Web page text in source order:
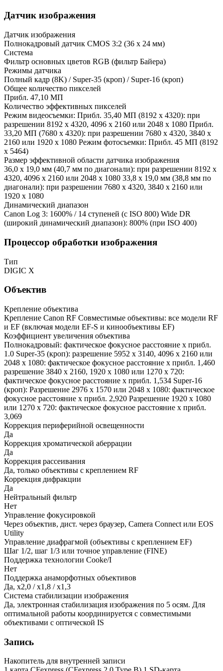
Датчик изображения
Датчик изображения
Полнокадровый датчик CMOS 3:2 (36 x 24 мм)
Система
Фильтр основных цветов RGB (фильтр Байера)
Режимы датчика
Полный кадр (8K) / Super-35 (кроп) / Super-16 (кроп)
Общее количество пикселей
Прибл. 47,10 МП
Количество эффективных пикселей
Режим видеосъемки: Прибл. 35,40 МП (8192 x 4320): при
разрешении 8192 x 4320, 4096 x 2160 или 2048 x 1080 Прибл.
33,20 МП (7680 x 4320): при разрешении 7680 x 4320, 3840 x
2160 или 1920 x 1080 Режим фотосъемки: Прибл. 45 МП (8192
x 5464)
Размер эффективной области датчика изображения
36,0 x 19,0 мм (40,7 мм по диагонали): при разрешении 8192 x
4320, 4096 x 2160 или 2048 x 1080 33,8 x 19,0 мм (38,8 мм по
диагонали): при разрешении 7680 x 4320, 3840 x 2160 или
1920 x 1080
Динамический диапазон
Canon Log 3: 1600% / 14 ступеней (с ISO 800) Wide DR
(широкий динамический диапазон): 800% (при ISO 400)
Процессор обработки изображения
Тип
DIGIC X
Объектив
Крепление объектива
Крепление Canon RF Совместимые объективы: все модели RF
и EF (включая модели EF-S и кинообъективы EF)
Коэффициент увеличения объектива
Полнокадровый: фактическое фокусное расстояние x прибл.
1.0 Super-35 (кроп): разрешение 5952 x 3140, 4096 x 2160 или
2048 x 1080: фактическое фокусное расстояние x прибл. 1,460
разрешение 3840 x 2160, 1920 x 1080 или 1270 x 720:
фактическое фокусное расстояние x прибл. 1,534 Super-16
(кроп): Разрешение 2976 x 1570 или 2048 x 1080: фактическое
фокусное расстояние x прибл. 2,920 Разрешение 1920 x 1080
или 1270 x 720: фактическое фокусное расстояние x прибл.
3,069
Коррекция периферийной освещенности
Да
Коррекция хроматической аберрации
Да
Коррекция рассеивания
Да, только объективы с креплением RF
Коррекция дифракции
Да
Нейтральный фильтр
Нет
Управление фокусировкой
Через объектив, дист. через браузер, Camera Connect или EOS
Utility
Управление диафрагмой (объективы с креплением EF)
Шаг 1/2, шаг 1/3 или точное управление (FINE)
Поддержка технологии Cooke/I
Нет
Поддержка анаморфотных объективов
Да, x2,0 / x1,8 / x1,3
Система стабилизации изображения
Да, электронная стабилизация изображения по 5 осям. Для
оптимальной работы координируется с совместимыми
объективами с оптической IS
Запись
Накопитель для внутренней записи